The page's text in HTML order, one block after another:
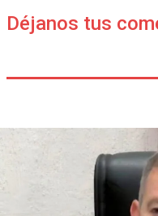
Déjanos tus